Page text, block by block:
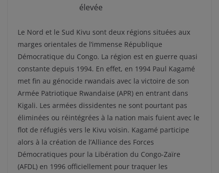
élevée
Le Nord et le Sud Kivu sont deux régions situées aux
marges orientales de l’immense République
Démocratique du Congo. La région est en guerre quasi
constante depuis 1994. En effet, en 1994 Paul Kagamé
met fin au génocide rwandais avec la victoire de son
Armée Patriotique Rwandaise (APR) en entrant dans
Kigali. Les armées dissidentes ne sont pourtant pas
éliminées ou réintégrées à la nation mais fuient avec le
flot de réfugiés vers le Kivu voisin. Kagamé participe
alors à la création de l’Alliance des Forces
Démocratiques pour la Libération du Congo-Zaïre
(AFDL) en 1996 officiellement pour traquer les